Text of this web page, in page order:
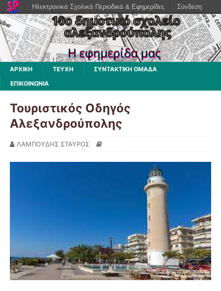
ΑΡΧΙΚΗ ΤΕΥΧΗ
ΣΥΝΤΑΚΤΙΚΗ ΟΜΑΔΑ
ΕΠΙΚΟΙΝΩΝΙΑ
Τουριστικός Οδηγός
Αλεξανδρούπολης
ΛΑΜΠΟΥΔΗΣ ΣΤΑΥΡΟΣ
Ηλεκτρονικά Σχολικά Περιοδικά & Εφημερίδες Σύνδεση